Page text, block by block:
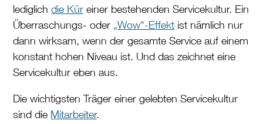
lediglichdie Kür einer bestehenden Servicekultur. Ein
Überraschungs- oder „Wow“-Effekt ist nämlich nur
dann wirksam, wenn der gesamte Service auf einem
konstant hohen Niveau ist. Und das zeichnet eine
Servicekultur eben aus.
Die wichtigsten Träger einer gelebten Servicekultur
sind die Mitarbeiter.